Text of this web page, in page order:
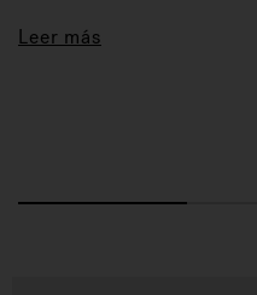
Leer más